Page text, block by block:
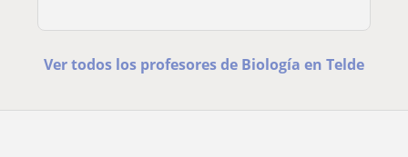
Ver todos los profesores de Biología en Telde